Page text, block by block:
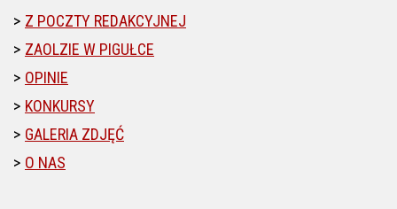
Z POCZTY REDAKCYJNEJ
ZAOLZIE W PIGUŁCE
OPINIE
KONKURSY
GALERIA ZDJĘĆ
O NAS